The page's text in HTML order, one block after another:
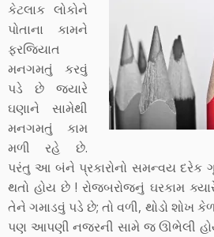
કેટલાક લોકોને
પોતાના કામને
ફરજિયાત
મનગમતું કરવું
પડે છે જ્યારે
ઘણાને સામેથી
મનગમતું કામ
મળી રહે છે.
પરંતુ આ બંને પ્રકારોનો સમન્વય દરેક
થતો હોય છે ! રોજબરોજનું ઘરકામ
તેને ગમાડવું પડે છે; તો વળી, થોડો શોખ
પણ આપણી નજરની સામે જ ઊભેલી હોય છે